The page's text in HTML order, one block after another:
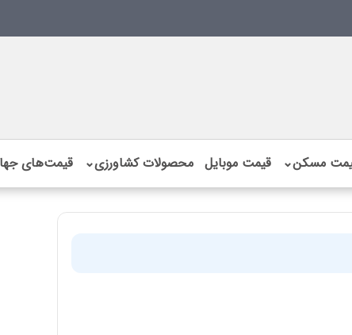
مسکن⌄ قیمت موبایل محصولات کشاورزی⌄ قیمت‌های